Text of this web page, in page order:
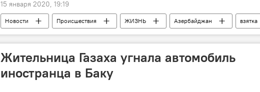
15 января 2020, 19:19
Новости Происшествия ЖИЗНЬ Азербайджан
взятка
Коррупция
Факты Должностные лица Государственный
Жительница Газаха угнала автомобиль
иностранца в Баку